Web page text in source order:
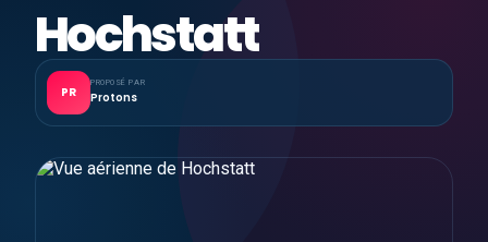
Hochstatt
PR
PROPOSÉ PAR
Protons